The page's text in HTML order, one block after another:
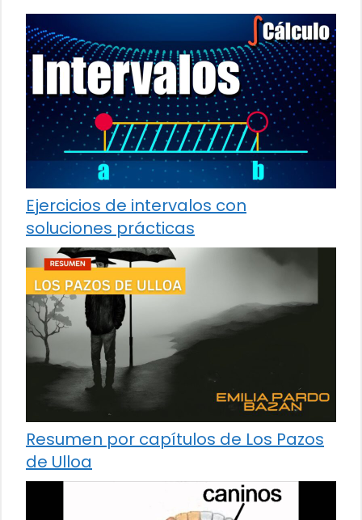
Ejercicios de intervalos con
soluciones prácticas
Resumen por capítulos de Los Pazos
de Ulloa